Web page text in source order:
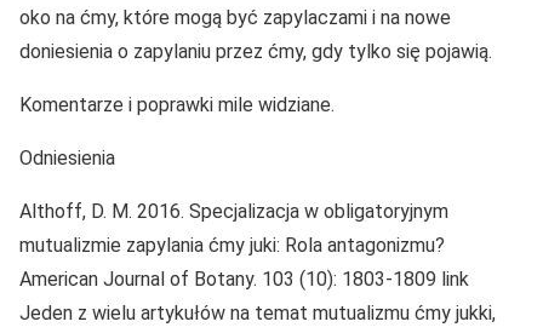
oko na ćmy, które mogą być zapylaczami i na nowe
doniesienia o zapylaniu przez ćmy, gdy tylko się pojawią.
Komentarze i poprawki mile widziane.
Odniesienia
Althoff, D. M. 2016. Specjalizacja w obligatoryjnym
mutualizmie zapylania ćmy juki: Rola antagonizmu?
American Journal of Botany. 103 (10): 1803-1809 link
Jeden z wielu artykułów na temat mutualizmu ćmy jukki,